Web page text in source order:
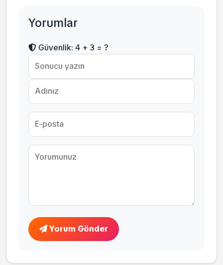
Yorumlar
Güvenlik: 4 + 3 = ?
Yorum Gönder